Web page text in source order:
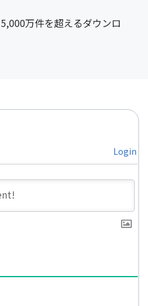
万件を超えるダウンロ
Login